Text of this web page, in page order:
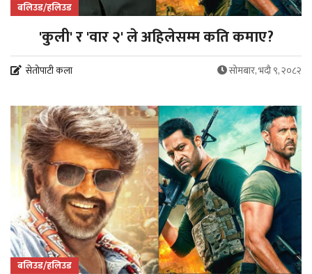
बलिउड/हलिउड
'कुली' र 'वार २' ले अहिलेसम्म कति कमाए?
सेतोपाटी कला सोमबार, भदौ ९, २०८२
बलिउड/हलिउड